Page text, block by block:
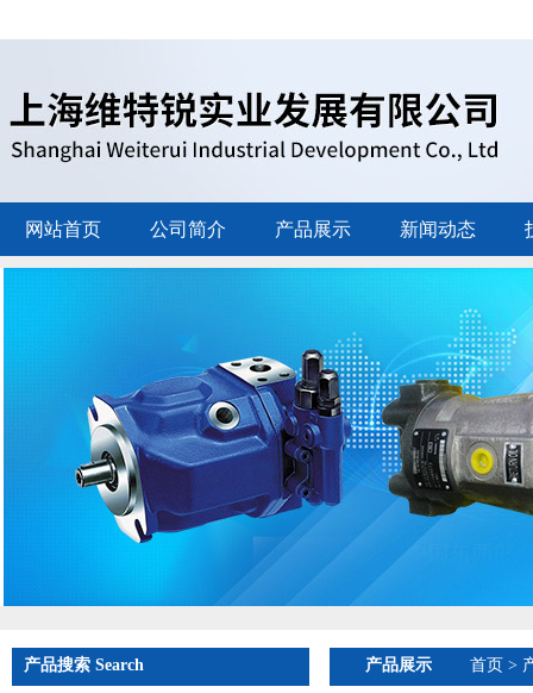
网站首页 公司简介 产品展示 新闻动态
产品搜索 Search 产品展示 首页 >